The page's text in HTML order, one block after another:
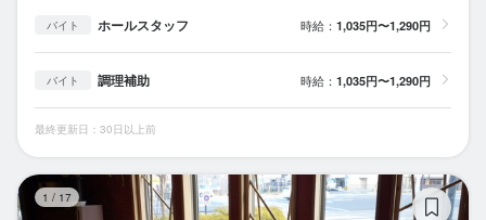
バイト ホールスタッフ 時給： 1,035円〜1,290円
バイト 調理補助 時給： 1,035円〜1,290円
最終更新日：30日以上前
1 / 17